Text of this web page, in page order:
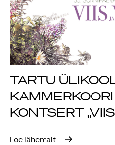
TARTU
KONTSERT
Loe lähemalt